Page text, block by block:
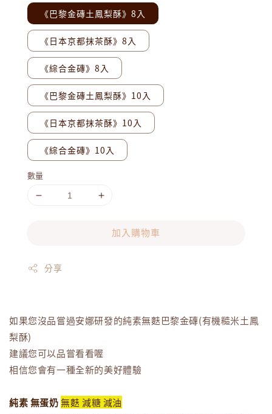
《巴黎金磚土鳳梨酥》8入
《日本京都抹茶酥》8入
《綜合金磚》8入
《巴黎金磚土鳳梨酥》10入
《日本京都抹茶酥》10入
《綜合金磚》10入
數量
加入購物車
分享
如果您沒品嘗過安娜研發的純素無麩巴黎金磚(有機糙米土鳳
梨酥)
建議您可以品嘗看看喔
相信您會有一種全新的美好體驗
純素無蛋奶 無麩 減糖 減油